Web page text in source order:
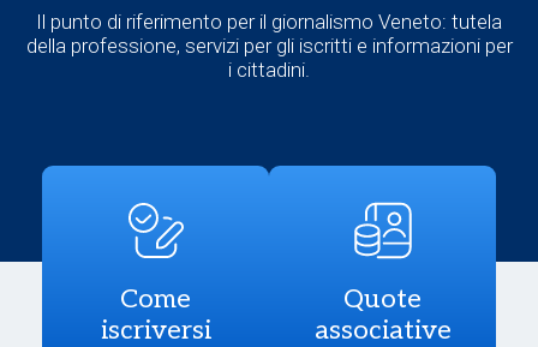
Il punto di riferimento per il giornalismo Veneto: tutela
della professione, servizi per gli iscritti e informazioni per
i cittadini.
Come
iscriversi
Quote
associative